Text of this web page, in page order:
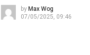
by Max Wog
07/05/2025, 09:46